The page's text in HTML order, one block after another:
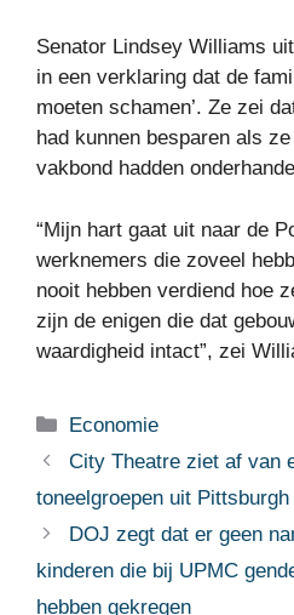
Senator Lindsey Williams
in een verklaring dat de
moeten schamen’. Ze zei
had kunnen besparen als
vakbond hadden
“Mijn hart gaat uit naar de
werknemers die zoveel
nooit hebben verdiend hoe
zijn de enigen die dat
waardigheid intact”, zei
Categorieën
Economie
City Theatre ziet af van
toneelgroepen uit Pittsburgh
DOJ zegt dat er geen
kinderen die bij UPMC
hebben gekregen